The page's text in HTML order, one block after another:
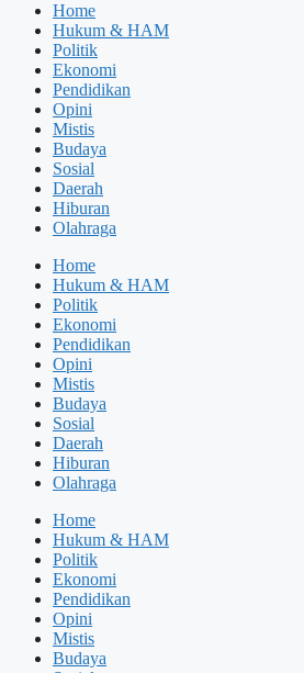
Home
Hukum & HAM
Politik
Ekonomi
Pendidikan
Opini
Mistis
Budaya
Sosial
Daerah
Hiburan
Olahraga
Home
Hukum & HAM
Politik
Ekonomi
Pendidikan
Opini
Mistis
Budaya
Sosial
Daerah
Hiburan
Olahraga
Home
Hukum & HAM
Politik
Ekonomi
Pendidikan
Opini
Mistis
Budaya